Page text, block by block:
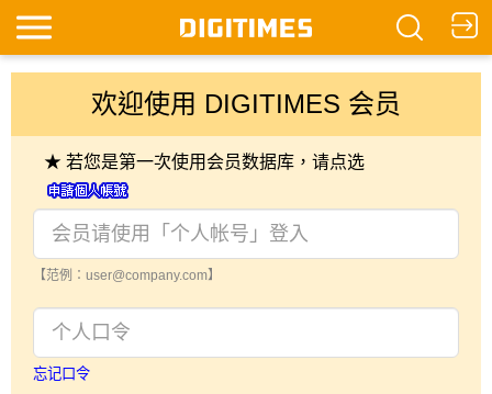
欢迎使用 DIGITIMES 会员
★ 若您是第一次使用会员数据库，请点选
【范例：user@company.com】
忘记口令